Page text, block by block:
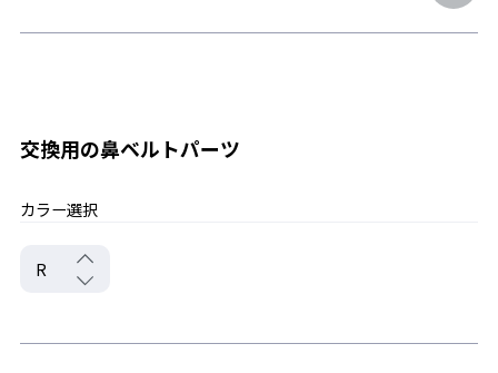
交換用の鼻ベルトパーツ
カラー選択